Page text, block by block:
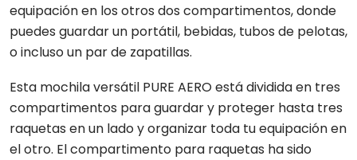
equipación en los otros dos compartimentos, donde
puedes guardar un portátil, bebidas, tubos de pelotas,
o incluso un par de zapatillas.
Esta mochila versátil PURE AERO está dividida en tres
compartimentos para guardar y proteger hasta tres
raquetas en un lado y organizar toda tu equipación en
el otro. El compartimento para raquetas ha sido